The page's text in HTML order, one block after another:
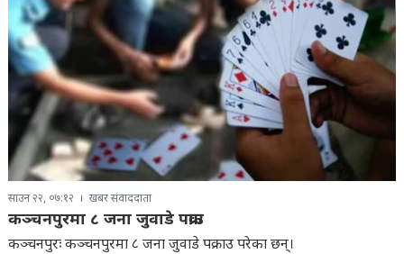
साउन २२, ०७:१२ खबर संवाददाता
कञ्चनपुरमा ८ जना जुवाडे पक्राउ
कञ्चनपुरः कञ्चनपुरमा ८ जना जुवाडे पक्राउ परेका छन्।